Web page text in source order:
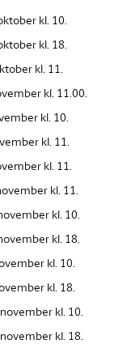
kl. 10.
kl. 18.
kl. 11.
kl. 11.00.
kl. 10.
kl. 11.
kl. 11.
kl. 11.
kl. 10.
kl. 18.
kl. 10.
kl. 18.
kl. 10.
kl. 18.